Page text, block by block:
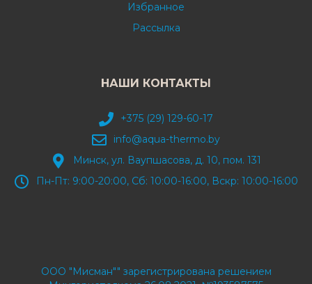
Избранное
Рассылка
НАШИ КОНТАКТЫ
+375 (29) 129-60-17
info@aqua-thermo.by
Минск, ул. Ваупшасова, д. 10, пом. 131
Пн-Пт: 9:00-20:00, Сб: 10:00-16:00, Вскр: 10:00-16:00
ООО "Мисман"" зарегистрирована решением